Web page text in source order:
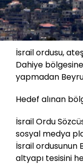
İsrail ordusu,
Dahiye
yapmadan
Hedef alınan
İsrail Ordu
sosyal medya
İsrail ordusunun
altyapı tesisini